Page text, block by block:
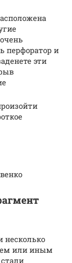
перфоратор и
эти
несколько
или иным